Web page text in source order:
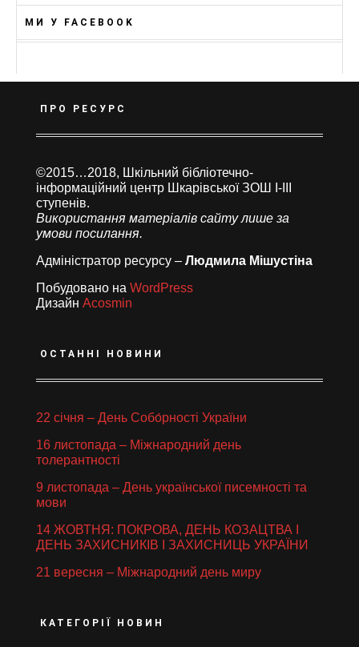
МИ У FACEBOOK
ПРО РЕСУРС
©2015…2018, Шкільний бібліотечно-
інформаційний центр Шкарівської ЗОШ І-ІІІ
ступенів.
Використання матеріалів сайту лише за
умови посилання.
Адміністратор ресурсу – Людмила Мішустіна
Побудовано на WordPress
Дизайн Acosmin
ОСТАННІ НОВИНИ
22 січня – День Собо́рності України
16 листопада – Міжнародний день
толерантності
9 листопада – День української писемності та
мови
14 ЖОВТНЯ: ПОКРОВА, ДЕНЬ КОЗАЦТВА І
ДЕНЬ ЗАХИСНИКІВ І ЗАХИСНИЦЬ УКРАЇНИ
21 вересня – Міжнародний день миру
КАТЕГОРІЇ НОВИН